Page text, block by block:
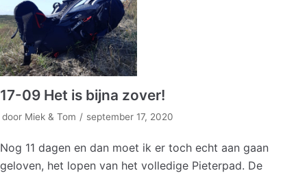
17-09 Het is bijna zover!
door Miek & Tom september 17, 2020
Nog 11 dagen en dan moet ik er toch echt aan gaan
geloven, het lopen van het volledige Pieterpad. De